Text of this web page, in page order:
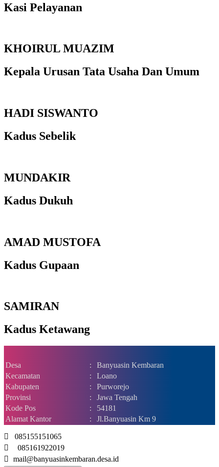
Kasi Pelayanan
KHOIRUL MUAZIM
Kepala Urusan Tata Usaha Dan Umum
HADI SISWANTO
Kadus Sebelik
MUNDAKIR
Kadus Dukuh
AMAD MUSTOFA
Kadus Gupaan
SAMIRAN
Kadus Ketawang
Desa :
Banyuasin Kembaran
Kecamatan
:
Loano
Kabupaten
:
Purworejo
Provinsi
:
Jawa Tengah
Kode Pos
:
54181
Alamat Kantor
: Jl.Banyuasin Km 9
085155151065
085161922019
mail@banyuasinkembaran.desa.id